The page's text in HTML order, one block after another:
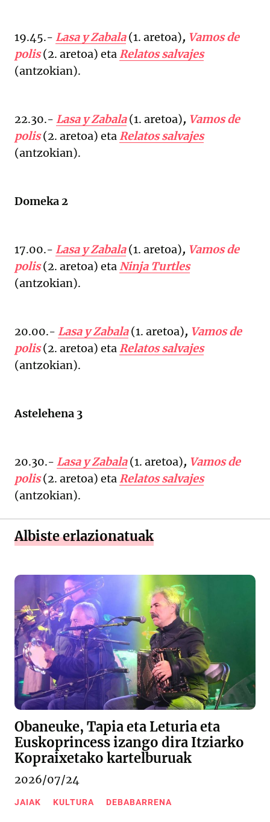
19.45.- Lasa y Zabala (1. aretoa), Vamos de
polis (2. aretoa) etaRelatos salvajes
(antzokian).
22.30.- Lasa y Zabala (1. aretoa), Vamos de
polis (2. aretoa) etaRelatos salvajes
(antzokian).
Domeka 2
17.00.- Lasa y Zabala (1. aretoa), Vamos de
polis (2. aretoa) etaNinja Turtles
(antzokian).
20.00.- Lasa y Zabala (1. aretoa), Vamos de
polis (2. aretoa) etaRelatos salvajes
(antzokian).
Astelehena 3
20.30.- Lasa y Zabala (1. aretoa), Vamos de
polis (2. aretoa) etaRelatos salvajes
(antzokian).
Albiste erlazionatuak
Obaneuke, Tapia eta Leturia eta
Euskoprincess izango dira Itziarko
Kopraixetako kartelburuak
2026/07/24
JAIAK KULTURA DEBABARRENA